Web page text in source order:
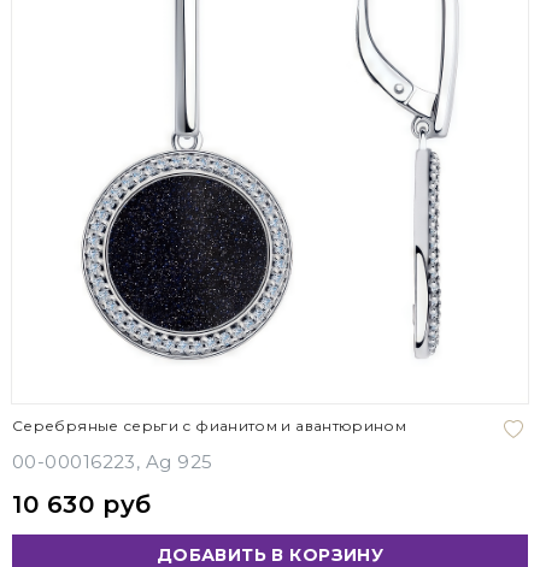
Серебряные серьги с фианитом и авантюрином
00-00016223, Ag 925
10 630 руб
ДОБАВИТЬ В КОРЗИНУ